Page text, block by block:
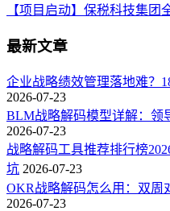
【项目启动】保税科技集团
最新文章
企业战略绩效管理落地难？
2026-07-23
BLM战略解码模型详解：领
2026-07-23
战略解码工具推荐排行榜
坑 2026-07-23
OKR战略解码怎么用：双周
2026-07-23